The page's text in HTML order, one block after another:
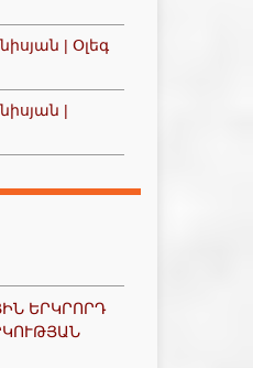
| Օլեգ
|
ԵՐԿՐՈՐԴ